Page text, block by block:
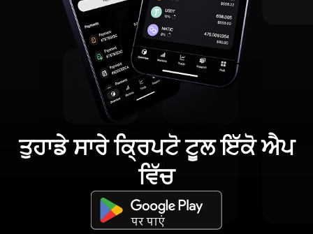
ਤੁਹਾਡੇ ਸਾਰੇ ਕ੍ਰਿਪਟੋ ਟੂਲ ਇੱਕੋ ਐਪ
ਵਿੱਚ